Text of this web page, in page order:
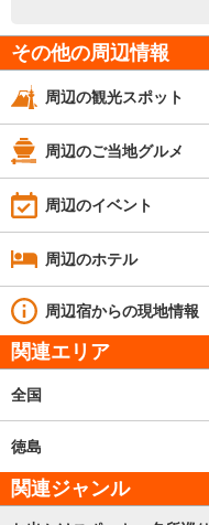
その他の周辺情報
周辺の観光スポット
周辺のご当地グルメ
周辺のイベント
周辺のホテル
周辺宿からの現地情報
関連エリア
全国
徳島
関連ジャンル